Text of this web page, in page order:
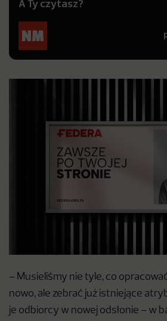
A Ty czytasz?
– Musieliśmy nie tyle, co
nowo, ale zebrać już istniejące
je odbiorcy w nowej odsłonie – w